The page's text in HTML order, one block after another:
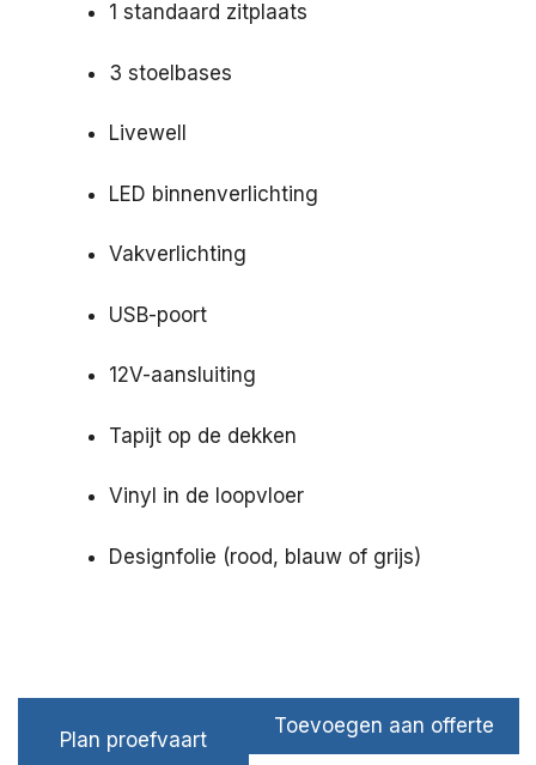
1 standaard zitplaats
3 stoelbases
Livewell
LED binnenverlichting
Vakverlichting
USB-poort
12V-aansluiting
Tapijt op de dekken
Vinyl in de loopvloer
Designfolie (rood, blauw of grijs)
Plan proefvaart
Toevoegen aan offerte